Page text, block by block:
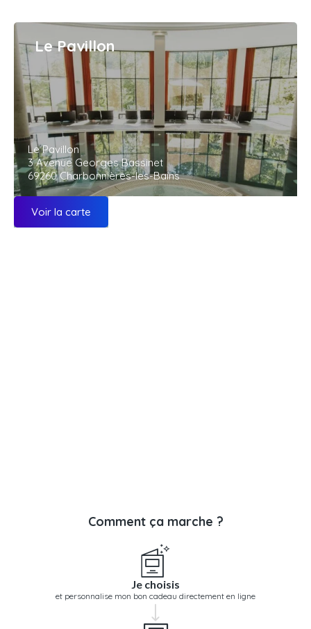
Le Pavillon
Le Pavillon
3 Avenue Georges Bassinet
69260 Charbonnières-les-Bains
Voir la carte
Comment ça marche ?
Je choisis
et personnalise mon bon cadeau directement en ligne